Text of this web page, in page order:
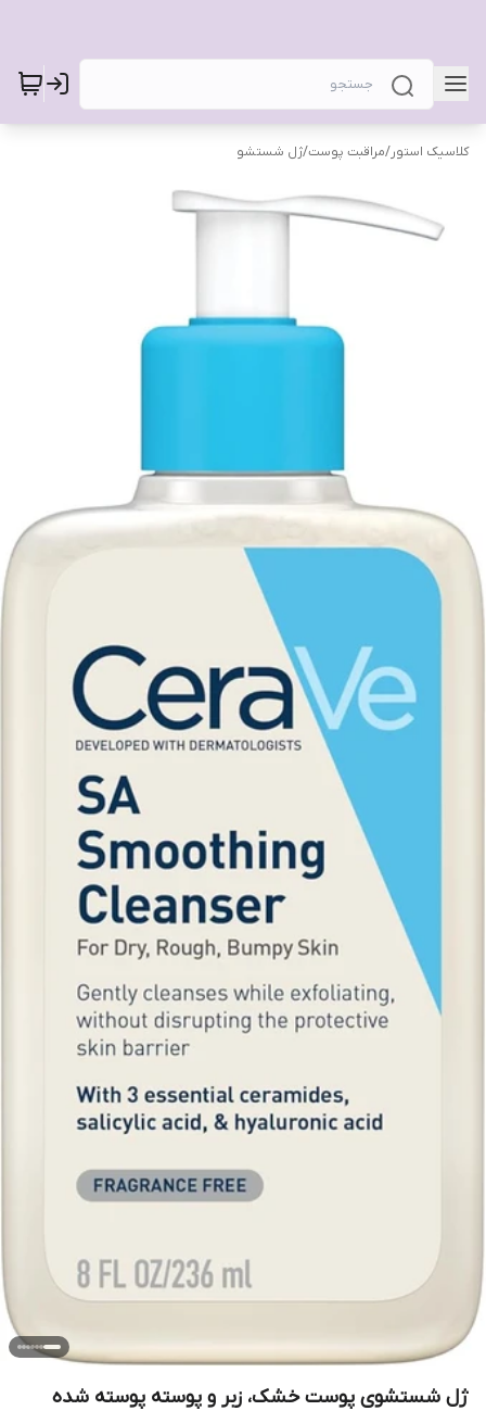
کلاسیک استور/مراقبت پوست/ژل شستشو
ژل شستشوی پوست خشک، زبر و پوسته پوسته شده